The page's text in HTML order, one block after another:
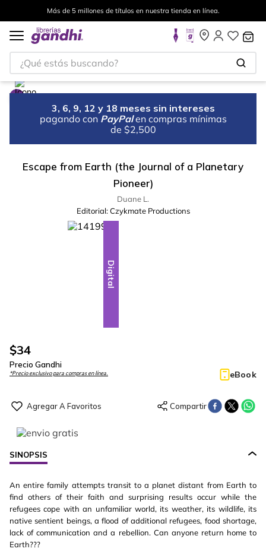
Más de 5 millones de títulos en nuestra tienda en línea.
¿Qué estás buscando?
3, 6, 9, 12 y 18 meses sin intereses
pagando con PayPal en compras mínimas
de $2,500
Escape from Earth (the Journal of a Planetary
Pioneer)
Duane L.
Editorial: Czykmate Productions
Digital
$34
Precio Gandhi
*Precio exclusivo para compras en línea. eBook
SINOPSIS
An entire family attempts transit to a planet distant from Earth to
find others of their faith and surprising results occur while the
refugees cope with an unfamiliar world, its weather, its wildlife, its
native sentient beings, a flood of additional refugees, food shortage,
lack of communication and a rebellion. Can anyone return home to
Earth???